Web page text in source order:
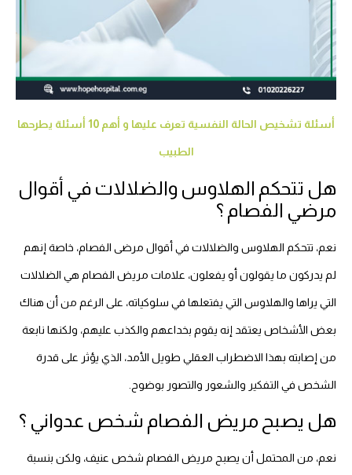
أسئلة تشخيص الحالة النفسية تعرف عليها و أهم 10 أسئلة يطرحها
الطبيب
هل تتحكم الهلاوس والضلالات في أقوال
مرضي الفصام ؟
نعم، تتحكم الهلاوس والضلالات في أقوال مرضى الفصام، خاصة إنهم
لم يدركون ما يقولون أو يفعلون، علامات مريض الفصام هي الضلالات
التي يراها والهلاوس التي يفتعلها في سلوكياته، على الرغم من أن هناك
بعض الأشخاص يعتقد إنه يقوم بخداعهم والكذب عليهم، ولكنها نابعة
من إصابته بهذا الاضطراب العقلي طويل الأمد، الذي يؤثر على قدرة
الشخص في التفكير والشعور والتصور بوضوح.
هل يصبح مريض الفصام شخص عدواني ؟
نعم، من المحتمل أن يصبح مريض الفصام شخص عنيف، ولكن بنسبة